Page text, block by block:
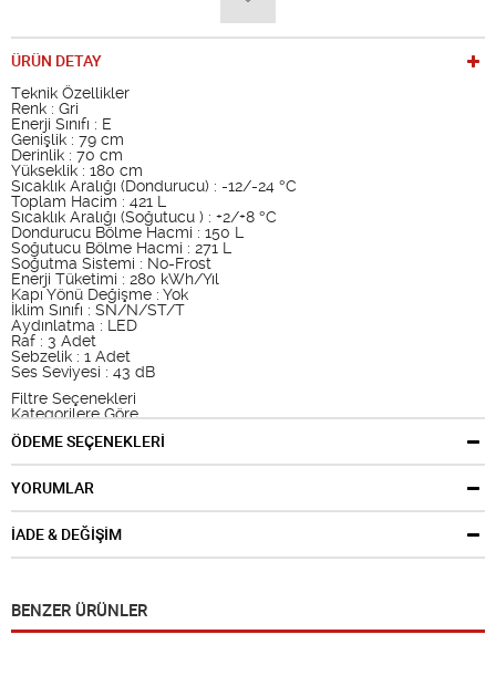
ÜRÜN DETAY
Teknik Özellikler
Renk : Gri
Enerji Sınıfı : E
Genişlik : 79 cm
Derinlik : 70 cm
Yükseklik : 180 cm
Sıcaklık Aralığı (Dondurucu) : -12/-24 °C
Toplam Hacim : 421 L
Sıcaklık Aralığı (Soğutucu ) : +2/+8 °C
Dondurucu Bölme Hacmi : 150 L
Soğutucu Bölme Hacmi : 271 L
Soğutma Sistemi : No-Frost
Enerji Tüketimi : 280 kWh/Yıl
Kapı Yönü Değişme : Yok
İklim Sınıfı : SN/N/ST/T
Aydınlatma : LED
Raf : 3 Adet
Sebzelik : 1 Adet
Ses Seviyesi : 43 dB
Filtre Seçenekleri
Kategorilere Göre
Buzdolapları
Markalara Göre
ÖDEME SEÇENEKLERİ
YORUMLAR
İADE & DEĞİŞİM
BENZER ÜRÜNLER